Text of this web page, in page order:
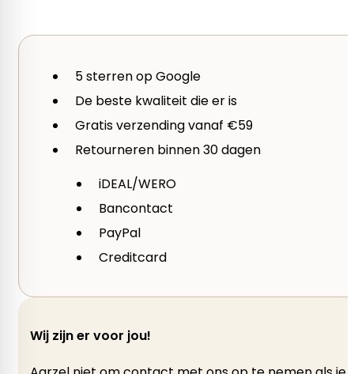
Merino Wol
gewicht per bol
50 gram
Looplengte
5 sterren op Google
De beste kwaliteit die er is
Gratis verzending vanaf €59
Retourneren binnen 30 dagen
iDEAL/WERO
Bancontact
PayPal
Creditcard
Wij zijn er voor jou!